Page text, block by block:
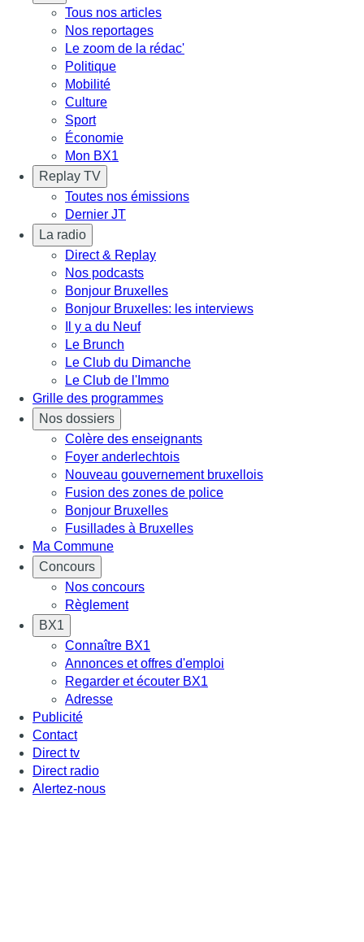
Tous nos articles
Nos reportages
Le zoom de la rédac'
Politique
Mobilité
Culture
Sport
Économie
Mon BX1
Replay TV
Toutes nos émissions
Dernier JT
La radio
Direct & Replay
Nos podcasts
Bonjour Bruxelles
Bonjour Bruxelles: les interviews
Il y a du Neuf
Le Brunch
Le Club du Dimanche
Le Club de l'Immo
Grille des programmes
Nos dossiers
Colère des enseignants
Foyer anderlechtois
Nouveau gouvernement bruxellois
Fusion des zones de police
Bonjour Bruxelles
Fusillades à Bruxelles
Ma Commune
Concours
Nos concours
Règlement
BX1
Connaître BX1
Annonces et offres d'emploi
Regarder et écouter BX1
Adresse
Publicité
Contact
Direct tv
Direct radio
Alertez-nous